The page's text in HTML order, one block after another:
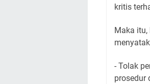
kritis
Maka itu,
- Tolak
prosedur